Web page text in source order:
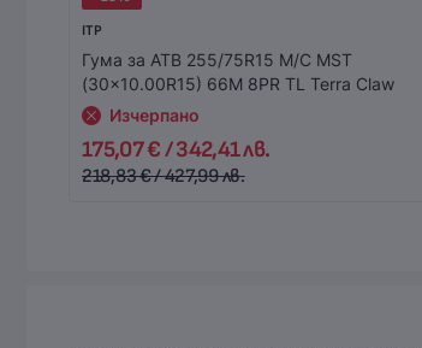
ITP
Гума за АТВ 255/75R15 M/C MST
(30x10.00R15) 66M 8PR TL Terra Claw
Изчерпано
175,07 € / 342,41 лв.
218,83 € / 427,99 лв.